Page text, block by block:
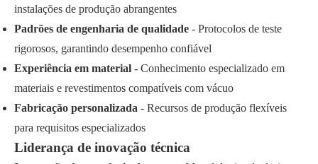
instalações de produção abrangentes
Padrões de engenharia de qualidade - Protocolos de teste
rigorosos, garantindo desempenho confiável
Experiência em material - Conhecimento especializado em
materiais e revestimentos compatíveis com vácuo
Fabricação personalizada - Recursos de produção flexíveis
para requisitos especializados
Liderança de inovação técnica